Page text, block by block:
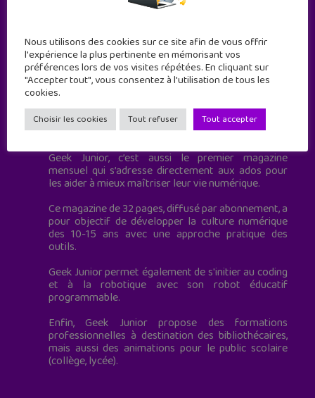
Geek Junior est le premier site de culture numérique
à destination des adolescents.
Geek Junior, c’est aussi le premier magazine
mensuel qui s’adresse directement aux ados pour
les aider à mieux maîtriser leur vie numérique.
Ce magazine de 32 pages, diffusé par abonnement, a
pour objectif de développer la culture numérique
des 10-15 ans avec une approche pratique des
outils.
Geek Junior permet également de s'initier au coding
et à la robotique avec son robot éducatif
programmable.
Enfin, Geek Junior propose des formations
professionnelles à destination des bibliothécaires,
mais aussi des animations pour le public scolaire
(collège, lycée).
Nous utilisons des cookies sur ce site afin de vous offrir
l'expérience la plus pertinente en mémorisant vos
préférences lors de vos visites répétées. En cliquant sur
"Accepter tout", vous consentez à l'utilisation de tous les
cookies.
Choisir les cookies Tout refuser Tout accepter